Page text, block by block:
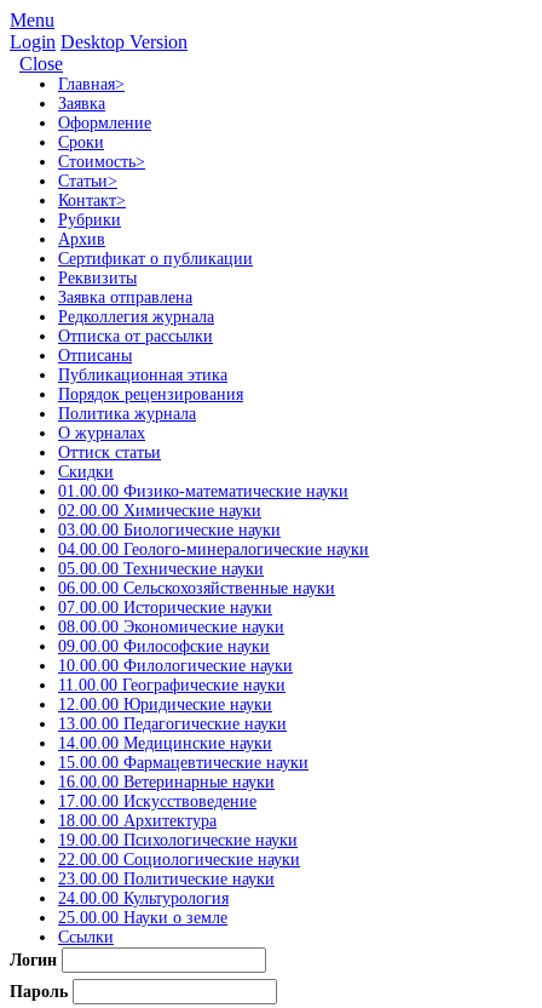
Menu
Login Desktop Version
Close
Главная>
Заявка
Оформление
Сроки
Стоимость>
Статьи>
Контакт>
Рубрики
Архив
Сертификат о публикации
Реквизиты
Заявка отправлена
Редколлегия журнала
Отписка от рассылки
Отписаны
Публикационная этика
Порядок рецензирования
Политика журнала
О журналах
Оттиск статьи
Скидки
01.00.00 Физико-математические науки
02.00.00 Химические науки
03.00.00 Биологические науки
04.00.00 Геолого-минералогические науки
05.00.00 Технические науки
06.00.00 Сельскохозяйственные науки
07.00.00 Исторические науки
08.00.00 Экономические науки
09.00.00 Философские науки
10.00.00 Филологические науки
11.00.00 Географические науки
12.00.00 Юридические науки
13.00.00 Педагогические науки
14.00.00 Медицинские науки
15.00.00 Фармацевтические науки
16.00.00 Ветеринарные науки
17.00.00 Искусствоведение
18.00.00 Архитектура
19.00.00 Психологические науки
22.00.00 Социологические науки
23.00.00 Политические науки
24.00.00 Культурология
25.00.00 Науки о земле
Ссылки
Логин
Пароль